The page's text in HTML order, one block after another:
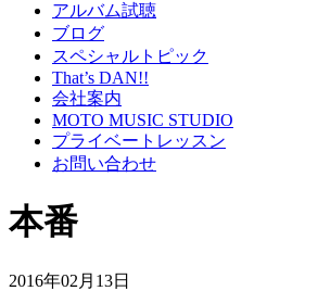
アルバム試聴
ブログ
スペシャルトピック
That’s DAN!!
会社案内
MOTO MUSIC STUDIO
プライベートレッスン
お問い合わせ
本番
2016年02月13日